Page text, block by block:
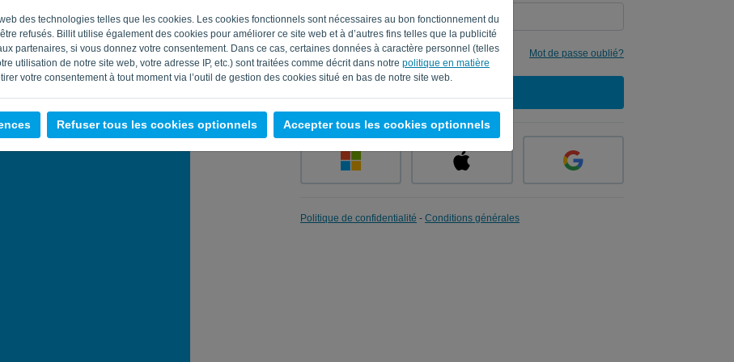
des technologies telles que les cookies. Les cookies fonctionnels sont nécessaires au bon fonctionnement du
refusés. Billit utilise également des cookies pour améliorer ce site web et à d’autres fins telles que la publicité
partenaires, si vous donnez votre consentement. Dans ce cas, certaines données à caractère personnel (telles
utilisation de notre site web, votre adresse IP, etc.) sont traitées comme décrit dans notre politique en matière
votre consentement à tout moment via l’outil de gestion des cookies situé en bas de notre site web.
Refuser tous les cookies optionnels Accepter tous les cookies optionnels
Enregistrer mes identifiants Mot de passe oublié?
Politique de confidentialité - Conditions générales